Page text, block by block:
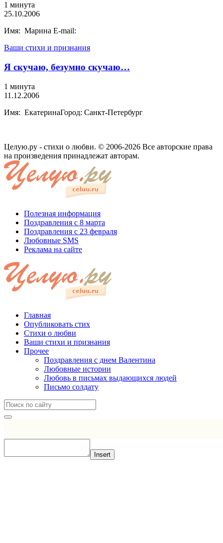
1 минута
25.10.2006
Имя: Марина E-mail:
Ваши стихи и признания
Я скучаю, безумно скучаю…
1 минута
11.12.2006
Имя: ЕкатеринаГород: Санкт-Петербург
Целую.ру - стихи о любви. © 2006-2026 Все авторские права
на произведения принадлежат авторам.
Полезная информация
Поздравления с 8 марта
Поздравления с 23 февраля
Любовные SMS
Реклама на сайте
Главная
Опубликовать стих
Стихи о любви
Ваши стихи и признания
Прочее
Поздравления с днем Валентина
Любовные истории
Любовь в письмах выдающихся людей
Письмо солдату
Insert